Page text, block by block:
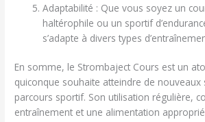
Adaptabilité : Que vous soyez un
haltérophile ou un sportif
s’adapte à divers types
En somme, le Strombaject Cours est un
quiconque souhaite atteindre de
parcours sportif. Son utilisation régulière,
entraînement et une alimentation